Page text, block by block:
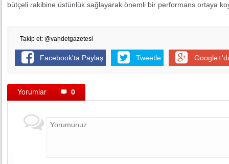
bütçeli rakibine üstünlük sağlayarak önemli bir performans ortaya
Takip et: @vahdetgazetesi
Facebook'ta Paylaş Tweetle
Yorumlar 0